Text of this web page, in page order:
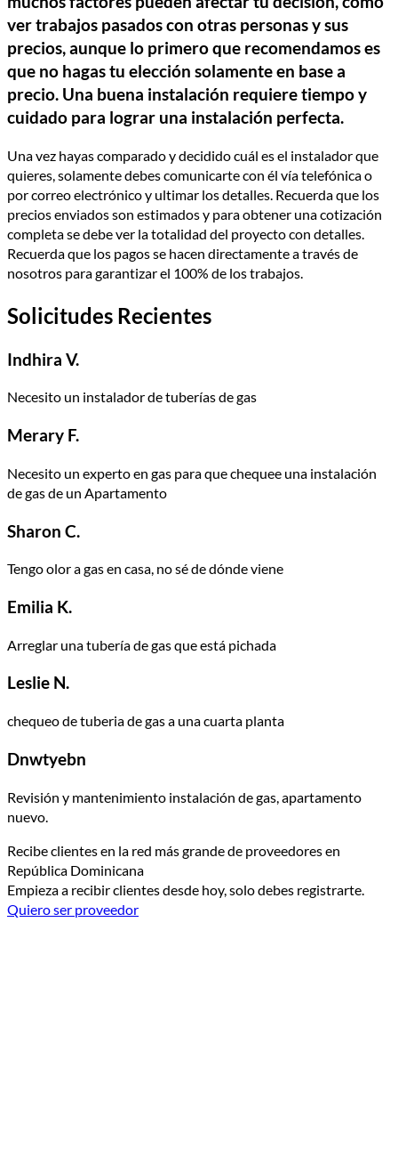
ver trabajos pasados con otras personas y sus
precios, aunque lo primero que recomendamos es
que no hagas tu elección solamente en base a
precio. Una buena instalación requiere tiempo y
cuidado para lograr una instalación perfecta.
Una vez hayas comparado y decidido cuál es el instalador que
quieres, solamente debes comunicarte con él vía telefónica o
por correo electrónico y ultimar los detalles. Recuerda que los
precios enviados son estimados y para obtener una cotización
completa se debe ver la totalidad del proyecto con detalles.
Recuerda que los pagos se hacen directamente a través de
nosotros para garantizar el 100% de los trabajos.
Solicitudes Recientes
Indhira V.
Necesito un instalador de tuberías de gas
Merary F.
Necesito un experto en gas para que chequee una instalación
de gas de un Apartamento
Sharon C.
Tengo olor a gas en casa, no sé de dónde viene
Emilia K.
Arreglar una tubería de gas que está pichada
Leslie N.
chequeo de tuberia de gas a una cuarta planta
Dnwtyebn
Revisión y mantenimiento instalación de gas, apartamento
nuevo.
Recibe clientes en la red más grande de proveedores en
República Dominicana
Empieza a recibir clientes desde hoy, solo debes registrarte.
Quiero ser proveedor